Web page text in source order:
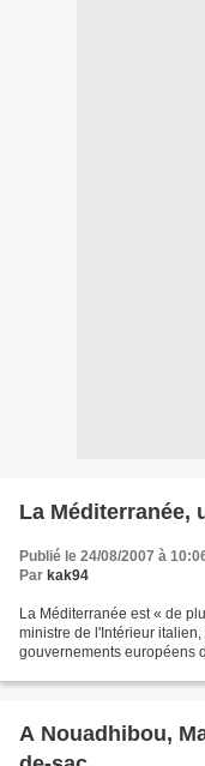
La Méditerranée,
Publié le 24/08/2007 à
Par kak94
La Méditerranée est « de
ministre de l'Intérieur
gouvernements européens
A Nouadhibou,